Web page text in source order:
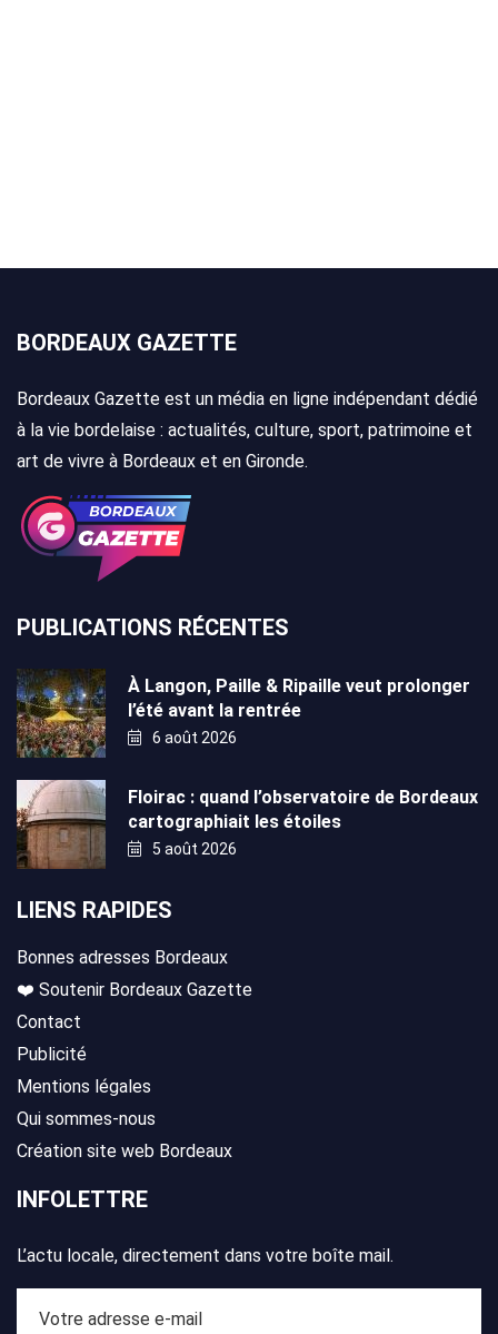
BORDEAUX GAZETTE
Bordeaux Gazette est un média en ligne indépendant dédié
à la vie bordelaise : actualités, culture, sport, patrimoine et
art de vivre à Bordeaux et en Gironde.
PUBLICATIONS RÉCENTES
À Langon, Paille & Ripaille veut prolonger
l’été avant la rentrée
6 août 2026
Floirac : quand l’observatoire de Bordeaux
cartographiait les étoiles
5 août 2026
LIENS RAPIDES
Bonnes adresses Bordeaux
❤️ Soutenir Bordeaux Gazette
Contact
Publicité
Mentions légales
Qui sommes-nous
Création site web Bordeaux
INFOLETTRE
L’actu locale, directement dans votre boîte mail.